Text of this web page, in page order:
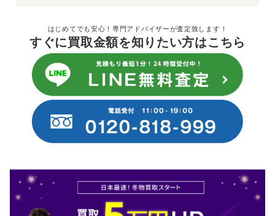
はじめてでも安心！専門アドバイザーが査定致します！
すぐに買取金額を知りたい方はこちら